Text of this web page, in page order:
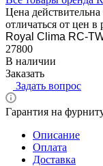
Цена
отличаться от цен
Royal Clima RC-
27800
В наличии
Заказать
Задать вопрос
Гарантия на
Описание
Оплата
Доставка